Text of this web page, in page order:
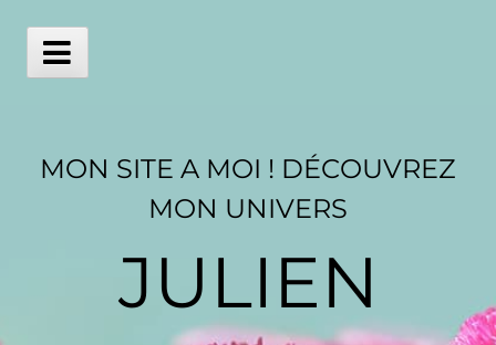
contentMain
MON SITE A MOI ! DÉCOUVREZ
MON UNIVERS
JULIEN